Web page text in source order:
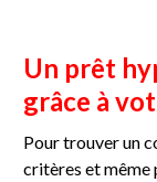
Un prêt
grâce à
Pour trouver un
critères et même